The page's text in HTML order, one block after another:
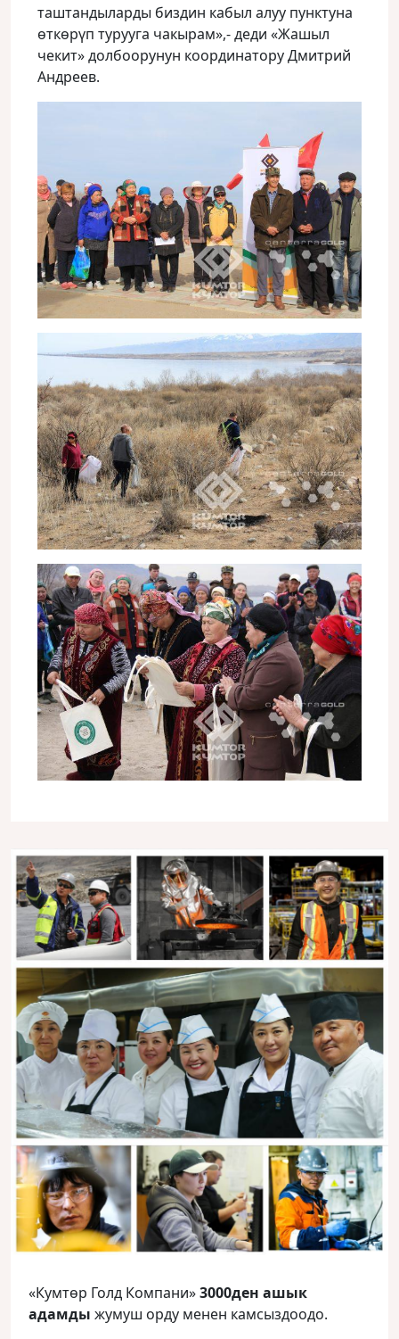
таштандыларды биздин кабыл алуу пунктуна
өткөрүп турууга чакырам»,- деди «Жашыл
чекит» долбоорунун координатору Дмитрий
Андреев.
«Кумтөр Голд Компани»3000ден ашык
адамды жумуш орду менен камсыздоодо.